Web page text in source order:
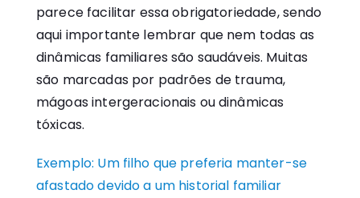
parece facilitar essa obrigatoriedade, sendo
aqui importante lembrar que nem todas as
dinâmicas familiares são saudáveis. Muitas
são marcadas por padrões de trauma,
mágoas intergeracionais ou dinâmicas
tóxicas.
Exemplo: Um filho que preferia manter-se
afastado devido a um historial familiar